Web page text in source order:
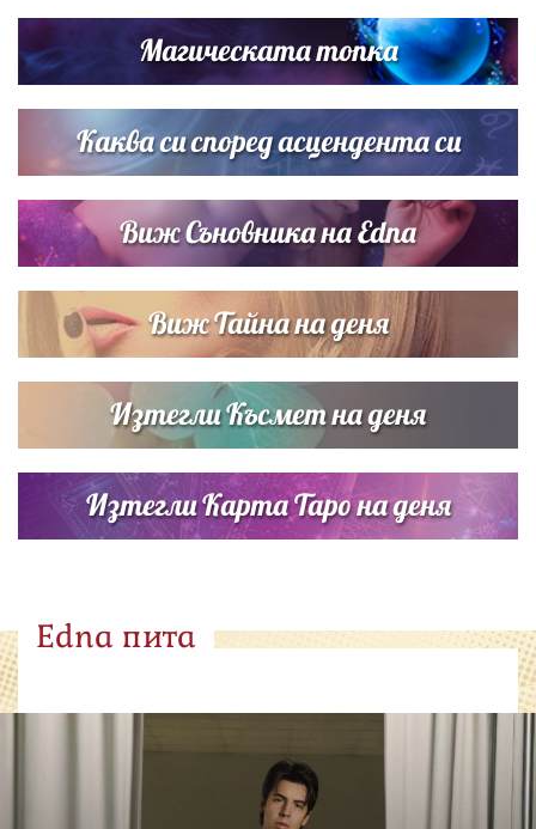
си деца на семейна морска приказка
Звездна ваканция в Майорка: Дженифър Анистън,
Кортни Кокс и Джим Къртис заедно на яхта
Магическата топка
Каква си според асцендента си
Виж Съновника на Edna
Виж Тайна на деня
Изтегли Късмет на деня
Изтегли Карта Таро на деня
Edna пита